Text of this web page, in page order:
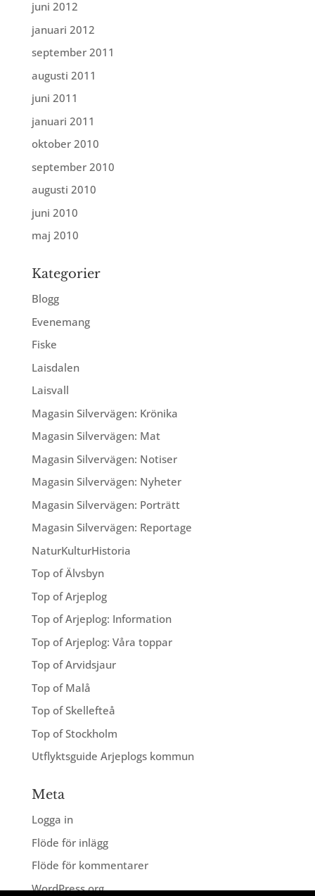
juni 2012
januari 2012
september 2011
augusti 2011
juni 2011
januari 2011
oktober 2010
september 2010
augusti 2010
juni 2010
maj 2010
Kategorier
Blogg
Evenemang
Fiske
Laisdalen
Laisvall
Magasin Silvervägen: Krönika
Magasin Silvervägen: Mat
Magasin Silvervägen: Notiser
Magasin Silvervägen: Nyheter
Magasin Silvervägen: Porträtt
Magasin Silvervägen: Reportage
NaturKulturHistoria
Top of Älvsbyn
Top of Arjeplog
Top of Arjeplog: Information
Top of Arjeplog: Våra toppar
Top of Arvidsjaur
Top of Malå
Top of Skellefteå
Top of Stockholm
Utflyktsguide Arjeplogs kommun
Meta
Logga in
Flöde för inlägg
Flöde för kommentarer
WordPress.org